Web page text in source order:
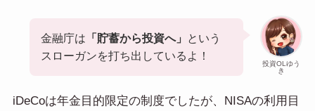
投資OLゆう
き
金融庁は 「貯蓄から投資へ」
という
スローガンを打ち出しているよ！
iDeCoは年金目的限定の制度でしたが、NISAの利用目